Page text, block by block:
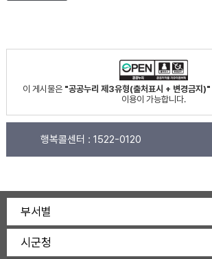
이 게시물은 "공공누리 제3유형(출처표시 + 변경금지)"
이용이 가능합니다.
행복콜센터 : 1522-0120
부서별
시군청